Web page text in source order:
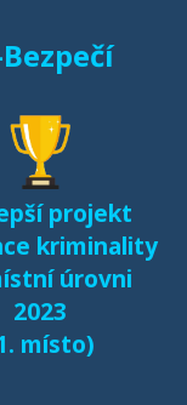
projekt
kriminality
úrovni
2023
místo)